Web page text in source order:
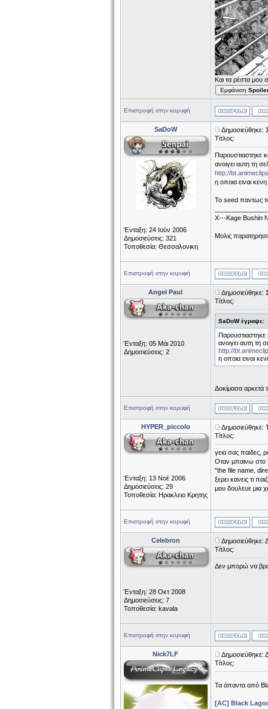
Και τα ρέστα μου
Εμφάνιση
Επιστροφή στην κορυφή
SaDoW
Ένταξη: 24 Ιούν 2006
Δημοσιεύσεις: 321
Τοποθεσία: Θεσσαλονικη
Δημοσιεύθηκε:
Τίτλος:
Παρουστιαστηκε
ανοιγει αυτη τη
http://
η οποια ειναι
Το seed παντως
X---Kage Bushin
Μολις
Επιστροφή στην κορυφή
Angel Paul
Ένταξη: 05 Μάι 2010
Δημοσιεύσεις: 2
Δημοσιεύθηκε:
Τίτλος:
SaDoW έγραψε:
Παρουστιαστηκε
ανοιγει αυτη τη
http://
η οποια ειναι
Δοκίμασα αρκετά
Επιστροφή στην κορυφή
HYPER_piccolo
Ένταξη: 13 Νοέ 2006
Δημοσιεύσεις: 29
Τοποθεσία: Ηρακλειο Κρητης
Δημοσιεύθηκε:
Τίτλος:
γεια σας παιδες,
Οταν μπαινω στο
"the file name,
ξερει κανεις τι
μου δουλευε μια
Επιστροφή στην κορυφή
Celebron
Ένταξη: 28 Οκτ 2008
Δημοσιεύσεις: 7
Τοποθεσία: kavala
Δημοσιεύθηκε:
Τίτλος:
Δεν μπορώ να
Επιστροφή στην κορυφή
Nick7LF
Δημοσιεύθηκε:
Τίτλος:
Τα άπαντα από
[AC] Black